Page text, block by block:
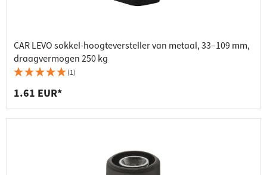
CAR LEVO sokkel-hoogteversteller van metaal, 33–109 mm,
draagvermogen 250 kg
(1)
1.61 EUR*